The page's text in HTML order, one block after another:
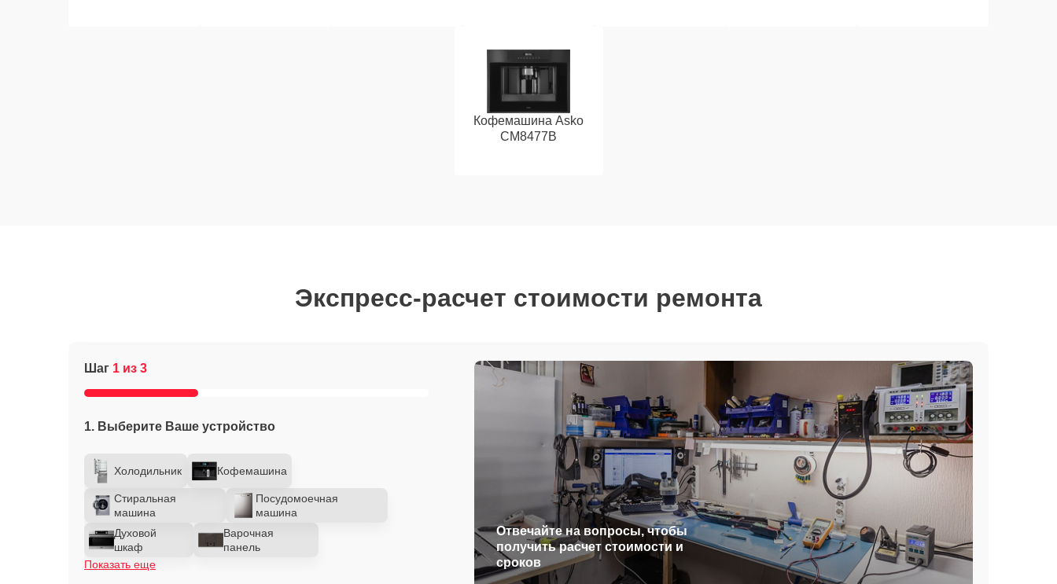
Кофемашина Asko
CM8477B
Экспресс-расчет стоимости ремонта
Шаг 1 из 3
1. Выберите Ваше устройство
Холодильник Кофемашина
Стиральная
машина
Посудомоечная
машина
Духовой
шкаф
Варочная
панель
Показать еще
Отвечайте на вопросы, чтобы
получить расчет стоимости и
сроков